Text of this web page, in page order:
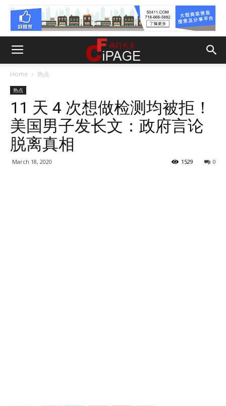
Home 热点
热点
11 天 4 次想做检测均被拒！
美国男子发长文：政府言论
脱离真相
March 18, 2020 0
1529